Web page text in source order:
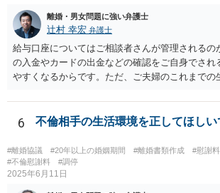
離婚・男女問題に強い弁護士
辻村 幸宏 弁護士
給与口座についてはご相談者さんが管理されるの
の入金やカードの出金などの確認をご自身でされ
やすくなるからです。ただ、ご夫婦のこれまでの
しても構わないとは思います。 隠し財産といっ
で隠しようがないでしょうし、今わかっていな
ば別居後に新たな財産ができてもお互いに分与
はなりますので杞憂ということになろうかと思い
さないというおそれを奥様が抱くのはやむない面
が、ここは信じていただくしかないですし、婚姻
できるかどうかの方が重要だと思います（合意で
6 不倫相手の生活環境を正してほしい
#離婚協議 #20年以上の婚姻期間 #離婚書類作成
#慰謝
#不倫慰謝料
#調停
2025年6月11日